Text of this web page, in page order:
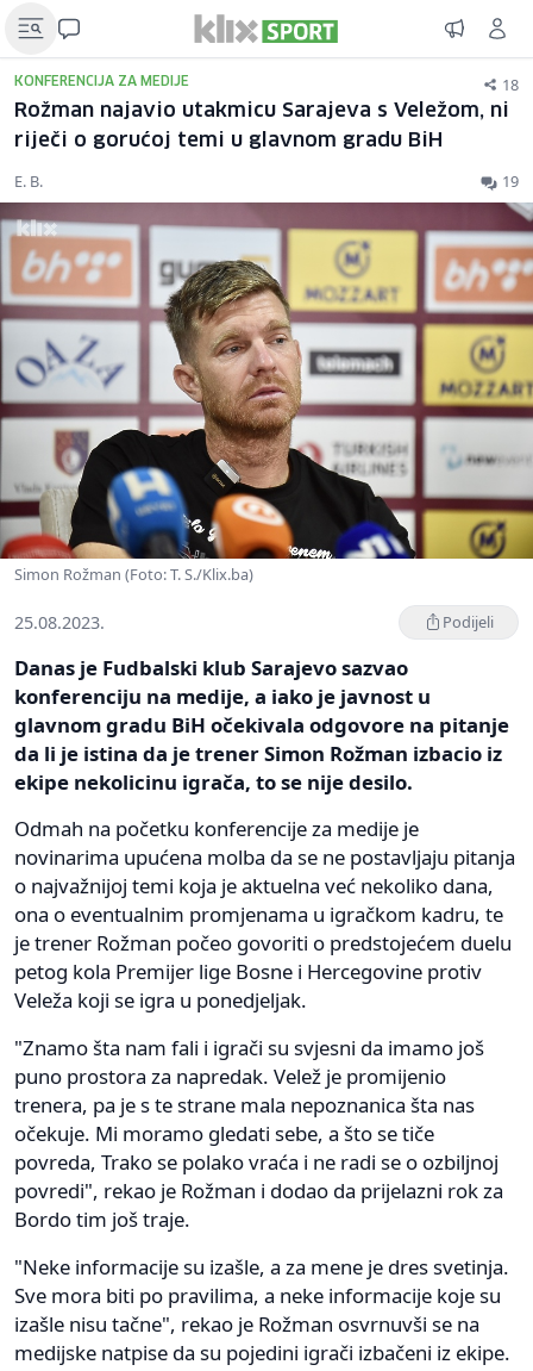
KONFERENCIJA ZA MEDIJE 18
Rožman najavio utakmicu Sarajeva s Veležom, ni
riječi o gorućoj temi u glavnom gradu BiH
E. B. 19
Simon Rožman (Foto: T. S./Klix.ba)
25.08.2023. Podijeli
Danas je Fudbalski klub Sarajevo sazvao
konferenciju na medije, a iako je javnost u
glavnom gradu BiH očekivala odgovore na pitanje
da li je istina da je trener Simon Rožman izbacio iz
ekipe nekolicinu igrača, to se nije desilo.
Odmah na početku konferencije za medije je
novinarima upućena molba da se ne postavljaju pitanja
o najvažnijoj temi koja je aktuelna već nekoliko dana,
ona o eventualnim promjenama u igračkom kadru, te
je trener Rožman počeo govoriti o predstojećem duelu
petog kola Premijer lige Bosne i Hercegovine protiv
Veleža koji se igra u ponedjeljak.
"Znamo šta nam fali i igrači su svjesni da imamo još
puno prostora za napredak. Velež je promijenio
trenera, pa je s te strane mala nepoznanica šta nas
očekuje. Mi moramo gledati sebe, a što se tiče
povreda, Trako se polako vraća i ne radi se o ozbiljnoj
povredi", rekao je Rožman i dodao da prijelazni rok za
Bordo tim još traje.
"Neke informacije su izašle, a za mene je dres svetinja.
Sve mora biti po pravilima, a neke informacije koje su
izašle nisu tačne", rekao je Rožman osvrnuvši se na
medijske natpise da su pojedini igrači izbačeni iz ekipe.